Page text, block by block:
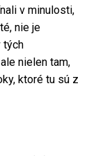
v minulosti,
nie je
tých
nielen tam,
ktoré tu sú z